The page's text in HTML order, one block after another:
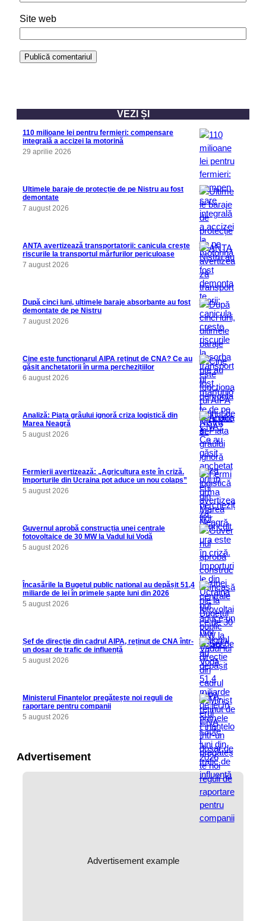
Site web
VEZI ȘI
110 milioane lei pentru fermieri: compensare
integrală a accizei la motorină
29 aprilie 2026
Ultimele baraje de protecție de pe Nistru au fost
demontate
7 august 2026
ANTA avertizează transportatorii: canicula crește
riscurile la transportul mărfurilor periculoase
7 august 2026
După cinci luni, ultimele baraje absorbante au fost
demontate de pe Nistru
7 august 2026
Cine este funcționarul AIPA reținut de CNA? Ce au
găsit anchetatorii în urma perchezițiilor
6 august 2026
Analiză: Piața grâului ignoră criza logistică din
Marea Neagră
5 august 2026
Fermierii avertizează: „Agricultura este în criză.
Importurile din Ucraina pot aduce un nou colaps”
5 august 2026
Guvernul aprobă construcția unei centrale
fotovoltaice de 30 MW la Vadul lui Vodă
5 august 2026
Încasările la Bugetul public național au depășit 51,4
miliarde de lei în primele șapte luni din 2026
5 august 2026
Șef de direcție din cadrul AIPA, reținut de CNA într-
un dosar de trafic de influență
5 august 2026
Ministerul Finanțelor pregătește noi reguli de
raportare pentru companii
5 august 2026
Advertisement
Advertisement example